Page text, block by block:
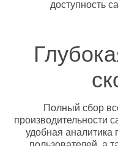
доступность
Полный сбор
производительности
удобная аналитика